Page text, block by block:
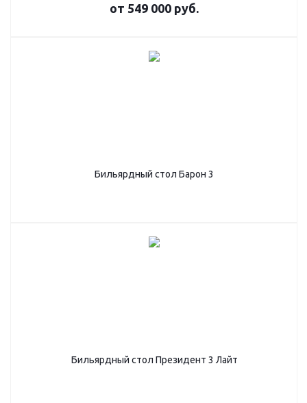
от 549 000 руб.
Бильярдный стол Барон 3
Бильярдный стол Президент 3 Лайт